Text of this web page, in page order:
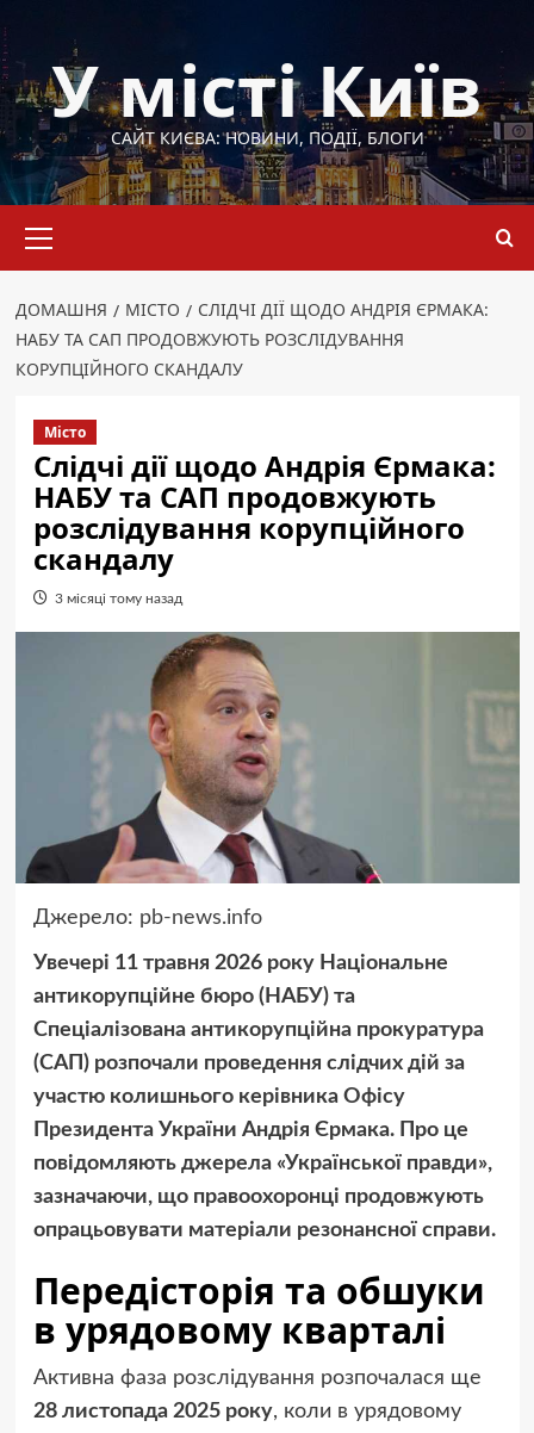
до
вмістуУ місті Київ
САЙТ КИЄВА: НОВИНИ, ПОДІЇ, БЛОГИ
меню
ДОМАШНЯ МІСТО
СЛІДЧІ ДІЇ ЩОДО АНДРІЯ ЄРМАКА:
НАБУ ТА САП ПРОДОВЖУЮТЬ РОЗСЛІДУВАННЯ
КОРУПЦІЙНОГО СКАНДАЛУ
Місто
Слідчі дії щодо Андрія Єрмака:
НАБУ та САП продовжують
розслідування корупційного
скандалу
3 місяці тому назад
Джерело: pb-news.info
Увечері 11 травня 2026 року Національне
антикорупційне бюро (НАБУ) та
Спеціалізована антикорупційна прокуратура
(САП) розпочали проведення слідчих дій за
участю колишнього керівника Офісу
Президента України Андрія Єрмака. Про це
повідомляють джерела «Української правди»,
зазначаючи, що правоохоронці продовжують
опрацьовувати матеріали резонансної справи.
Передісторія та обшуки
в урядовому кварталі
Активна фаза розслідування розпочалася ще
28 листопада 2025 року, коли в урядовому